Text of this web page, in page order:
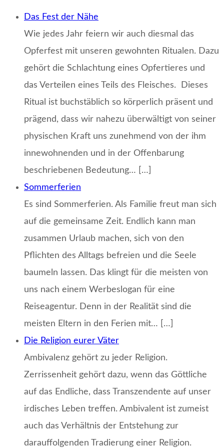
Das Fest der Nähe
Wie jedes Jahr feiern wir auch diesmal das
Opferfest mit unseren gewohnten Ritualen. Dazu
gehört die Schlachtung eines Opfertieres und
das Verteilen eines Teils des Fleisches. Dieses
Ritual ist buchstäblich so körperlich präsent und
prägend, dass wir nahezu überwältigt von seiner
physischen Kraft uns zunehmend von der ihm
innewohnenden und in der Offenbarung
beschriebenen Bedeutung… […]
Sommerferien
Es sind Sommerferien. Als Familie freut man sich
auf die gemeinsame Zeit. Endlich kann man
zusammen Urlaub machen, sich von den
Pflichten des Alltags befreien und die Seele
baumeln lassen. Das klingt für die meisten von
uns nach einem Werbeslogan für eine
Reiseagentur. Denn in der Realität sind die
meisten Eltern in den Ferien mit… […]
Die Religion eurer Väter
Ambivalenz gehört zu jeder Religion.
Zerrissenheit gehört dazu, wenn das Göttliche
auf das Endliche, dass Transzendente auf unser
irdisches Leben treffen. Ambivalent ist zumeist
auch das Verhältnis der Entstehung zur
darauffolgenden Tradierung einer Religion.